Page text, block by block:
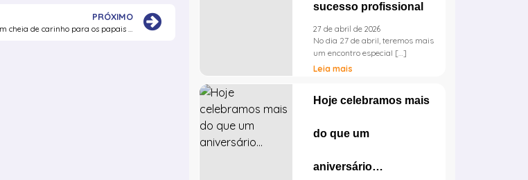
PRÓXIMO
Prestigie a homenagem cheia de carinho para os papais da Fortec
sucesso profissional
27 de abril de 2026
No dia 27 de abril, teremos mais
um encontro especial […]
Leia mais
Hoje celebramos mais
do que um
aniversário…